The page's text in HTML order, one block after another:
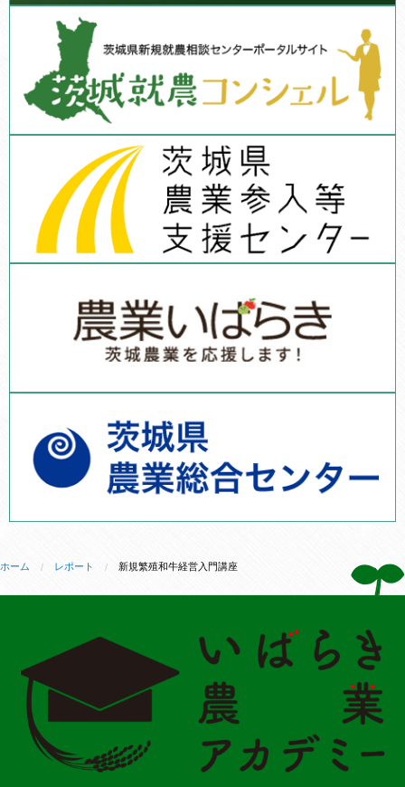
ホーム レポート 新規繁殖和牛経営入門講座